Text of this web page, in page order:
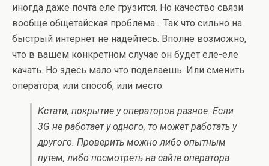
иногда даже почта еле грузится. Но качество связи
вообще общетайская проблема… Так что сильно на
быстрый интернет не надейтесь. Вполне возможно,
что в вашем конкретном случае он будет еле-еле
качать. Но здесь мало что поделаешь. Или сменить
оператора, или способ, или место.
Кстати, покрытие у операторов разное. Если
3G не работает у одного, то может работать у
другого. Проверить можно либо опытным
путем, либо посмотреть на сайте оператора